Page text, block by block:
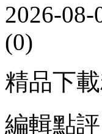
2026-08-
(0)
精品下
編輯點